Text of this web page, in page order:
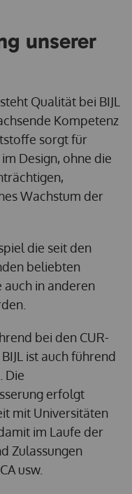
unserer
Qualität bei BIJL
Kompetenz
sorgt für
Design, ohne die
Wachstum der
die seit den
beliebten
auch in anderen
bei den CUR-
ist auch führend
Die
erfolgt
mit Universitäten
im Laufe der
Zulassungen
usw.